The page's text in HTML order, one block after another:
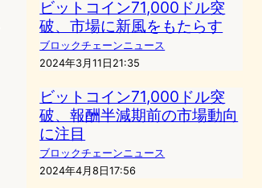
ビットコイン71,000ドル突
破、市場に新風をもたらす
ブロックチェーンニュース
2024年3月11日21:35
ビットコイン71,000ドル突
破、報酬半減期前の市場動向
に注目
ブロックチェーンニュース
2024年4月8日17:56